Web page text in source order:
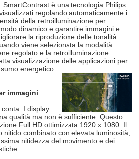
SmartContrast è una tecnologia Philips
regolando automaticamente i
della retroilluminazione per
dinamico e garantire immagini e
la riproduzione delle tonalità
viene selezionata la modalità
regolato e la retroilluminazione
visualizzazione delle applicazioni per
energetico.
immagini
I display
qualità ma non è sufficiente. Questo
Full HD ottimizzata 1920 x 1080. Il
nitido combinato con elevata luminosità,
nitidezza del movimento e dei